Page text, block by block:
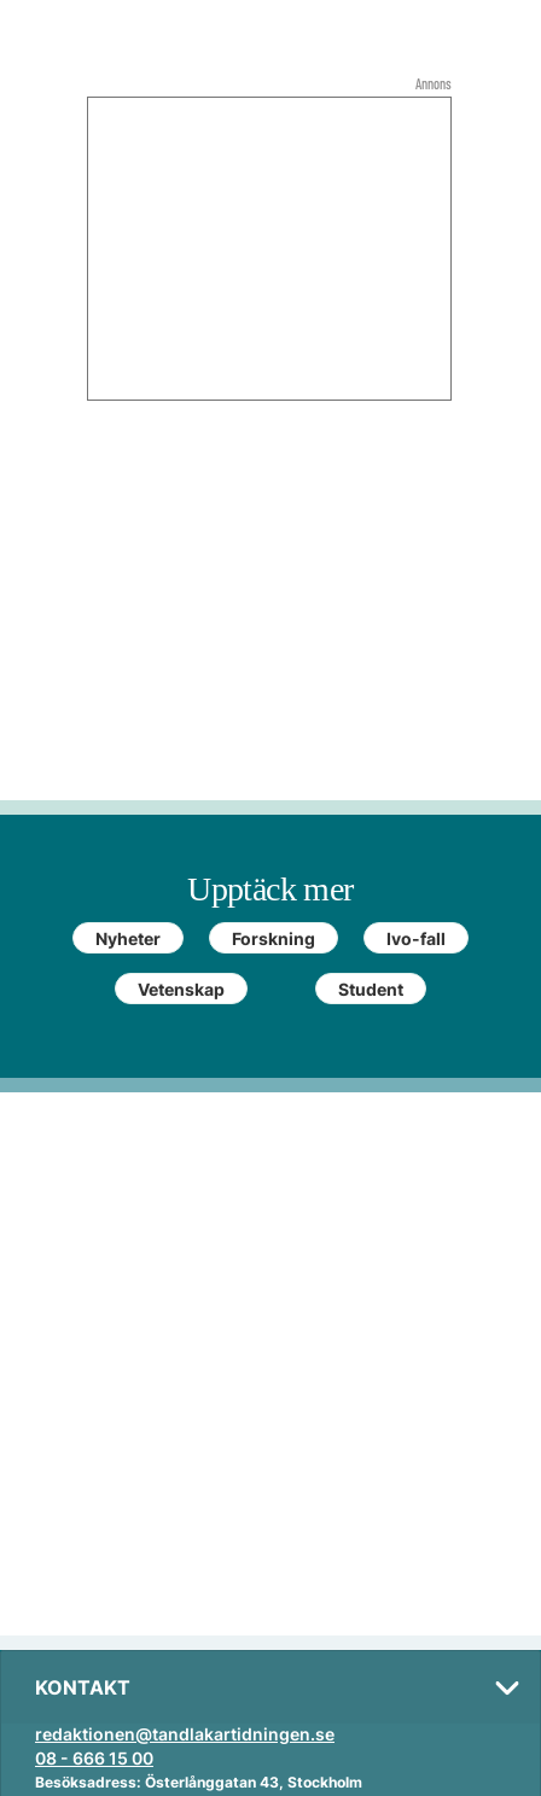
Upptäck mer
Nyheter Forskning Ivo-fall
Vetenskap Student
Annons
KONTAKT
redaktionen@tandlakartidningen.se
08 - 666 15 00
Besöksadress: Österlånggatan 43, Stockholm